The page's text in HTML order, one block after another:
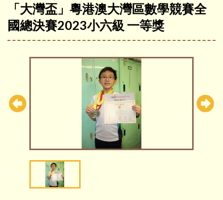
「大灣盃」粵港澳大灣區數學競賽全
國總決賽2023小六級 一等獎